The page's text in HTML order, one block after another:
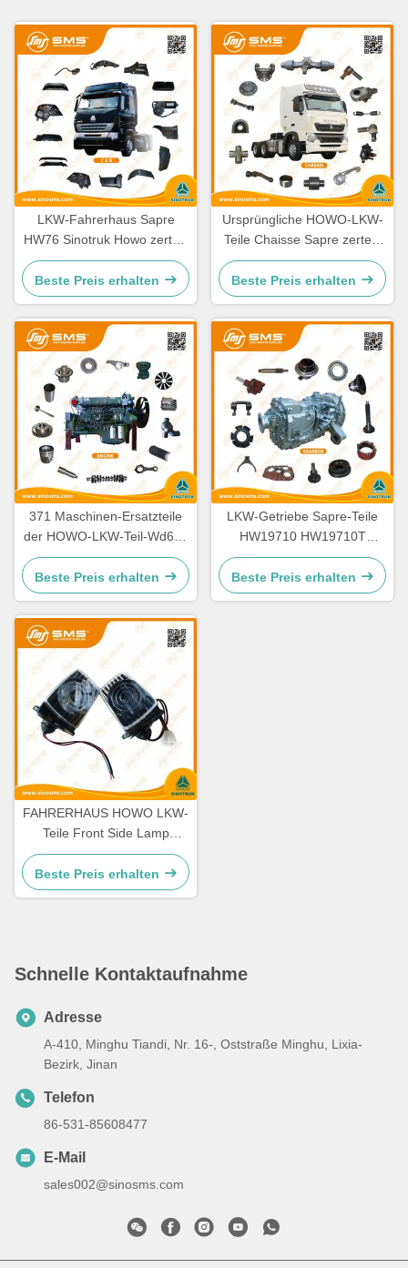
LKW-Fahrerhaus Sapre
HW76 Sinotruk Howo zerteilt
Ersatzteile Cabine
Beste Preis erhalten
Ursprüngliche HOWO-LKW-
Teile Chaisse Sapre zerteilt
Standardgröße
Beste Preis erhalten
371 Maschinen-Ersatzteile
der HOWO-LKW-Teil-Wd615
336 Maschinen-Ersatzteile
Beste Preis erhalten
LKW-Getriebe Sapre-Teile
HW19710 HW19710T
HW19712 Sinotruk Howo
Beste Preis erhalten
FAHRERHAUS HOWO LKW-
Teile Front Side Lamp
WG9719790005/0008
Beste Preis erhalten
Schnelle Kontaktaufnahme
Adresse
A-410, Minghu Tiandi, Nr. 16-, Oststraße Minghu, Lixia-
Bezirk, Jinan
Telefon
86-531-85608477
E-Mail
sales002@sinosms.com